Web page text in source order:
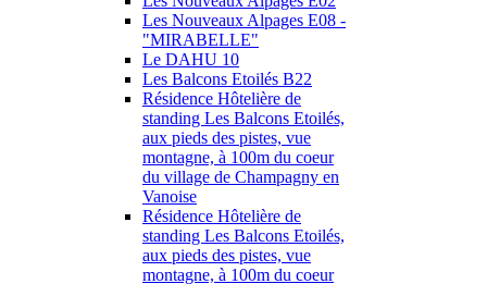
Les Nouveaux Alpages E08 -
"MIRABELLE"
Le DAHU 10
Les Balcons Etoilés B22
Résidence Hôtelière de
standing Les Balcons Etoilés,
aux pieds des pistes, vue
montagne, à 100m du coeur
du village de Champagny en
Vanoise
Résidence Hôtelière de
standing Les Balcons Etoilés,
aux pieds des pistes, vue
montagne, à 100m du coeur